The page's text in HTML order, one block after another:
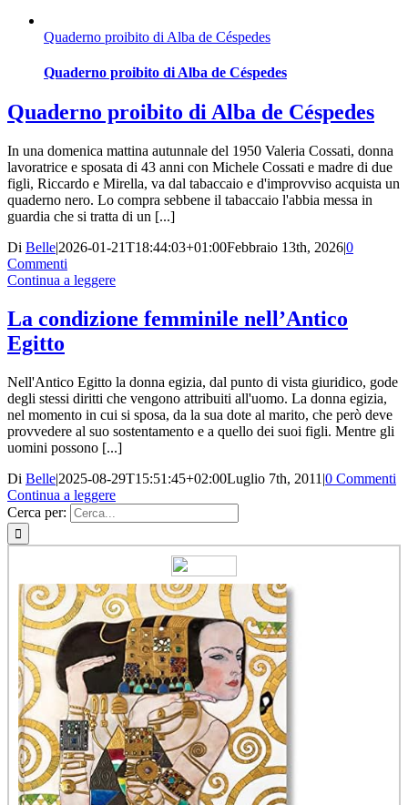
Quaderno proibito di Alba de Céspedes
Quaderno proibito di Alba de Céspedes
Quaderno proibito di Alba de Céspedes
In una domenica mattina autunnale del 1950 Valeria Cossati, donna
lavoratrice e sposata di 43 anni con Michele Cossati e madre di due
figli, Riccardo e Mirella, va dal tabaccaio e d'improvviso acquista un
quaderno nero. Lo compra sebbene il tabaccaio l'abbia messa in
guardia che si tratta di un [...]
Di Belle|2026-01-21T18:44:03+01:00Febbraio 13th, 2026|0
Commenti
Continua a leggere
La condizione femminile nell’Antico
Egitto
Nell'Antico Egitto la donna egizia, dal punto di vista giuridico, gode
degli stessi diritti che vengono attribuiti all'uomo. La donna egizia,
nel momento in cui si sposa, da la sua dote al marito, che però deve
provvedere al suo sostentamento e a quello dei suoi figli. Mentre gli
uomini possono [...]
Di Belle|2025-08-29T15:51:45+02:00Luglio 7th, 2011 |0 Commenti
Continua a leggere
Cerca per: